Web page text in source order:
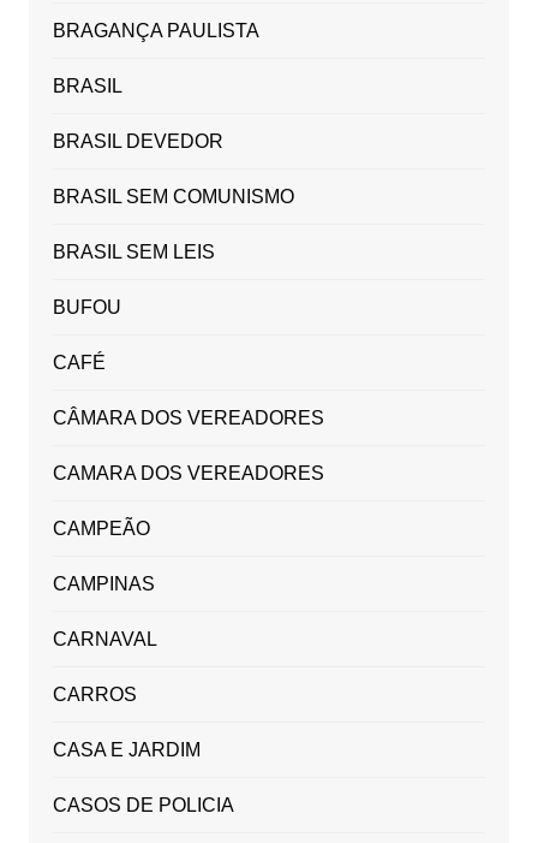
BRAGANÇA PAULISTA
BRASIL
BRASIL DEVEDOR
BRASIL SEM COMUNISMO
BRASIL SEM LEIS
BUFOU
CAFÉ
CÂMARA DOS VEREADORES
CAMARA DOS VEREADORES
CAMPEÃO
CAMPINAS
CARNAVAL
CARROS
CASA E JARDIM
CASOS DE POLICIA